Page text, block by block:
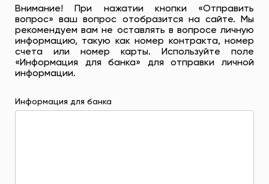
Внимание! При нажатии кнопки «Отправить
вопрос» ваш вопрос отобразится на сайте. Мы
рекомендуем вам не оставлять в вопросе личную
информацию, такую ​​как номер контракта, номер
счета или номер карты. Используйте поле
«Информация для банка» для отправки личной
информации.
Информация для банка